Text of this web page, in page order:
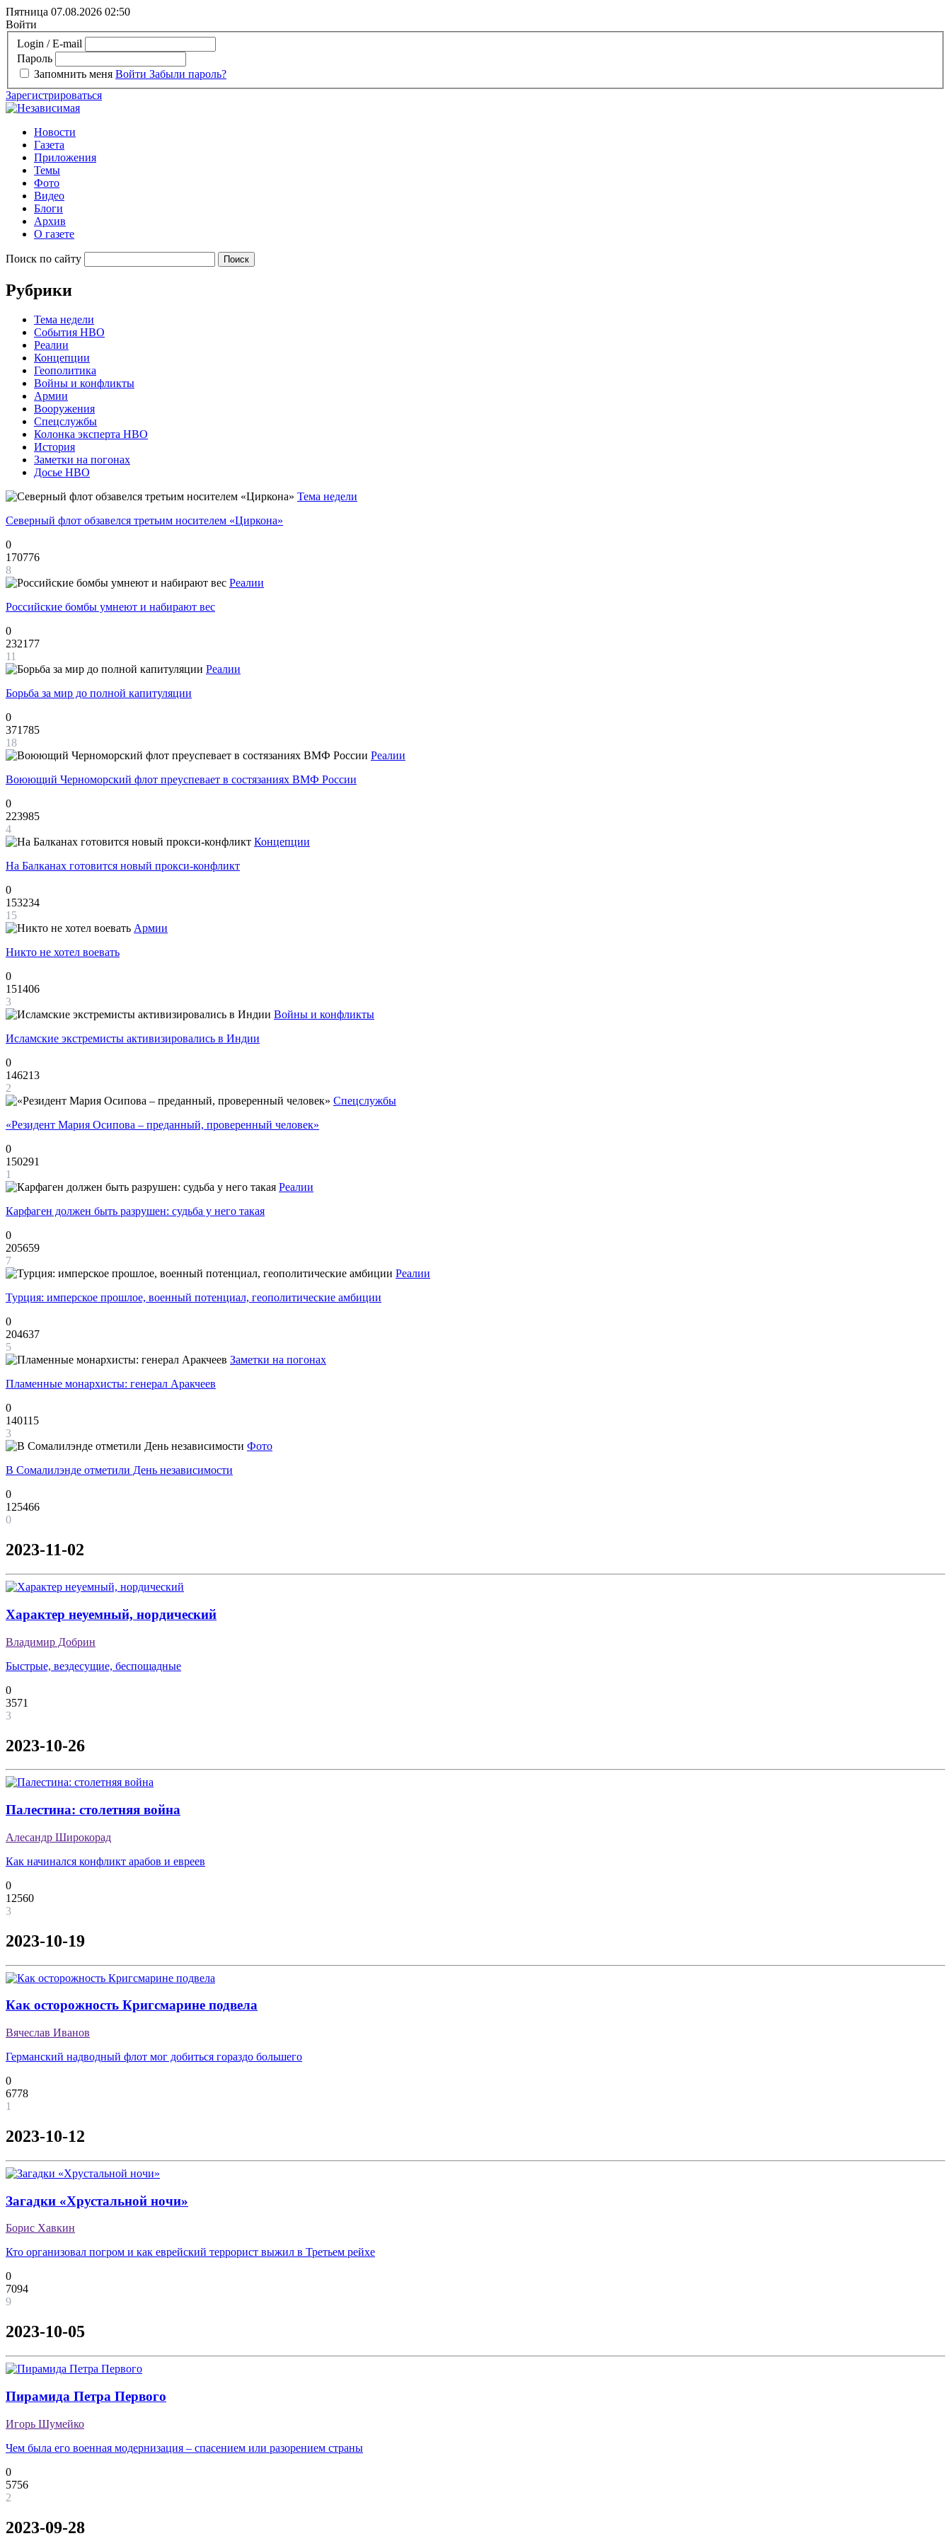
Пятница 07.08.2026 02:50
Войти
Login / E-mail
Пароль
Запомнить меня Войти Забыли пароль?
Зарегистрироваться
Новости
Газета
Приложения
Темы
Фото
Видео
Блоги
Архив
О газете
Поиск по сайту
Рубрики
Тема недели
События НВО
Реалии
Концепции
Геополитика
Войны и конфликты
Армии
Вооружения
Спецслужбы
Колонка эксперта НВО
История
Заметки на погонах
Досье НВО
Тема недели
Северный флот обзавелся третьим носителем «Циркона»
0
170776
8
Реалии
Российские бомбы умнеют и набирают вес
0
232177
11
Реалии
Борьба за мир до полной капитуляции
0
371785
18
Реалии
Воюющий Черноморский флот преуспевает в состязаниях ВМФ России
0
223985
4
Концепции
На Балканах готовится новый прокси-конфликт
0
153234
15
Армии
Никто не хотел воевать
0
151406
3
Войны и конфликты
Исламские экстремисты активизировались в Индии
0
146213
2
Спецслужбы
«Резидент Мария Осипова – преданный, проверенный человек»
0
150291
1
Реалии
Карфаген должен быть разрушен: судьба у него такая
0
205659
7
Реалии
Турция: имперское прошлое, военный потенциал, геополитические амбиции
0
204637
5
Заметки на погонах
Пламенные монархисты: генерал Аракчеев
0
140115
3
Фото
В Сомалилэнде отметили День независимости
0
125466
0
2023-11-02
Характер неуемный, нордический
Владимир Добрин
Быстрые, вездесущие, беспощадные
0
3571
3
2023-10-26
Палестина: столетняя война
Алесандр Широкорад
Как начинался конфликт арабов и евреев
0
12560
3
2023-10-19
Как осторожность Кригсмарине подвела
Вячеслав Иванов
Германский надводный флот мог добиться гораздо большего
0
6778
1
2023-10-12
Загадки «Хрустальной ночи»
Борис Хавкин
Кто организовал погром и как еврейский террорист выжил в Третьем рейхе
0
7094
9
2023-10-05
Пирамида Петра Первого
Игорь Шумейко
Чем была его военная модернизация – спасением или разорением страны
0
5756
2
2023-09-28